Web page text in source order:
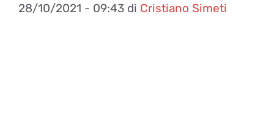
28/10/2021 - 09:43 di Cristiano Simeti